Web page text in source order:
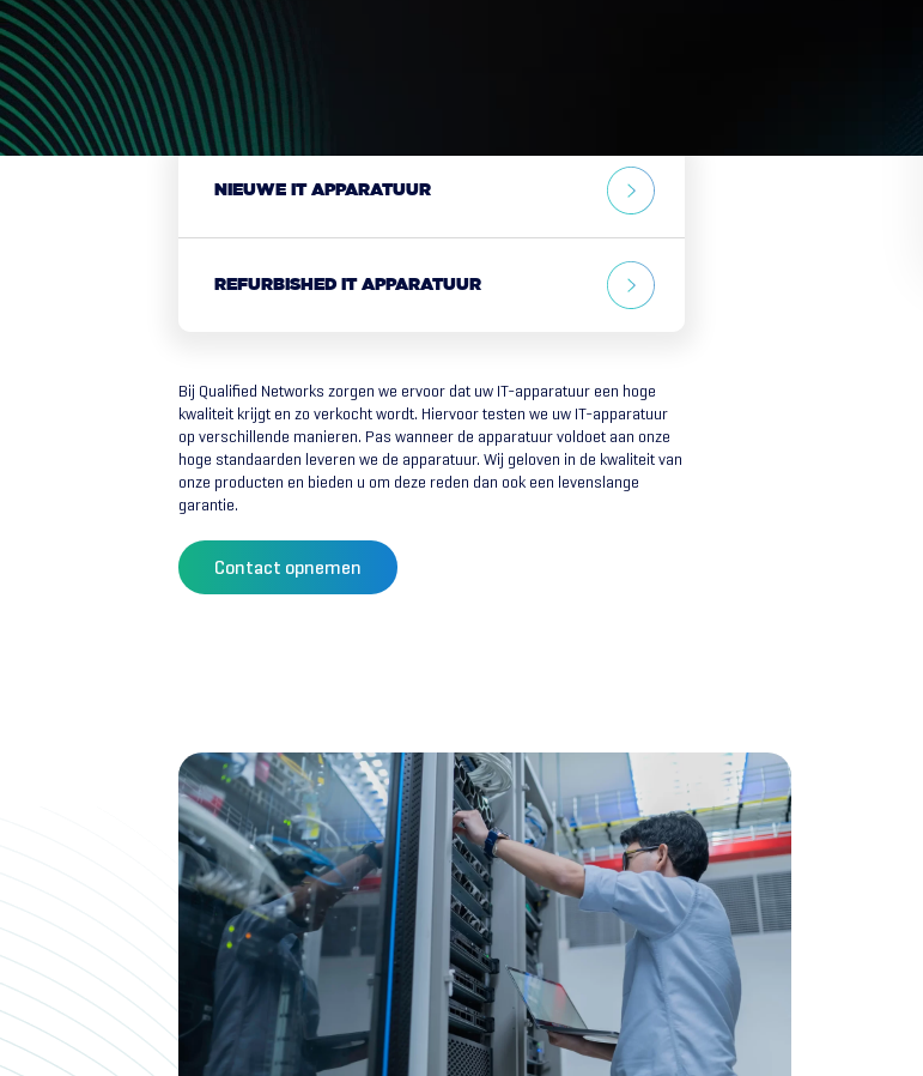
NIEUWE IT APPARATUUR
REFURBISHED IT APPARATUUR
Bij Qualified Networks zorgen we ervoor dat uw IT-apparatuur een hoge
kwaliteit krijgt en zo verkocht wordt. Hiervoor testen we uw IT-apparatuur
op verschillende manieren. Pas wanneer de apparatuur voldoet aan onze
hoge standaarden leveren we de apparatuur. Wij geloven in de kwaliteit van
onze producten en bieden u om deze reden dan ook een levenslange
garantie.
Contact opnemen